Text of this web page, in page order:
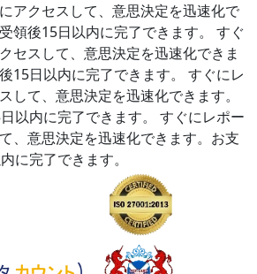
アクセスして、意思決定を迅速化で
領後15日以内に完了できます。
すぐ
セスして、意思決定を迅速化できま
15日以内に完了できます。
すぐにレ
して、意思決定を迅速化できます。
以内に完了できます。
すぐにレポー
、意思決定を迅速化できます。お支
に完了できます。